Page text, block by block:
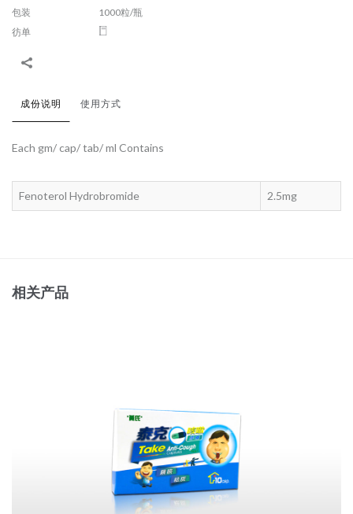
包装
1000粒/瓶
彷单
成份说明 使用方式
Each gm/ cap/ tab/ ml Contains
Fenoterol Hydrobromide 2.5mg
相关产品